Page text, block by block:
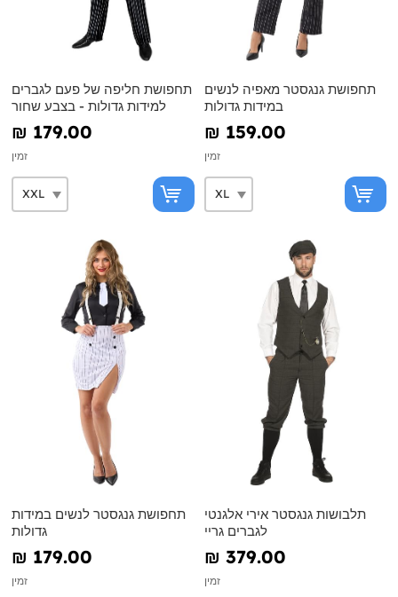
תחפושת חליפה של פעם לגברים
למידות גדולות - בצבע שחור
₪‎ 179.00
זמין
תחפושת גנגסטר מאפיה לנשים
במידות גדולות
₪‎ 159.00
זמין
תחפושת גנגסטר לנשים במידות
גדולות
₪‎ 179.00
זמין
תלבושות גנגסטר אירי אלגנטי
לגברים גריי
₪‎ 379.00
זמין